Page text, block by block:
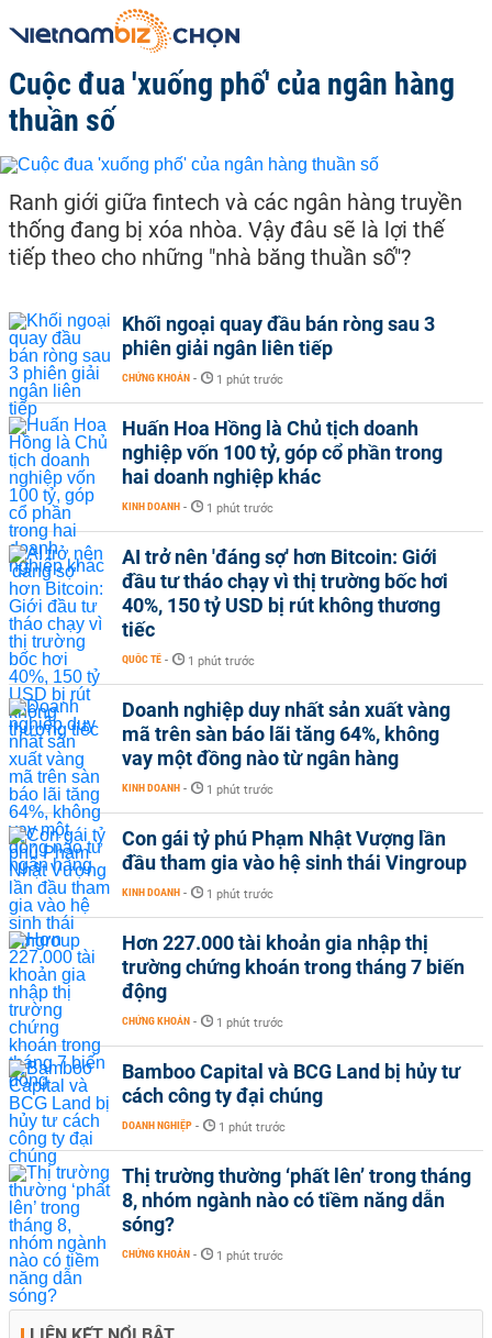
Cuộc đua 'xuống phố' của ngân hàng
thuần số
Ranh giới giữa fintech và các ngân hàng truyền
thống đang bị xóa nhòa. Vậy đâu sẽ là lợi thế
tiếp theo cho những "nhà băng thuần số"?
Khối ngoại quay đầu bán ròng sau 3
phiên giải ngân liên tiếp
CHỨNG KHOÁN - 1 phút trước
Huấn Hoa Hồng là Chủ tịch doanh
nghiệp vốn 100 tỷ, góp cổ phần trong
hai doanh nghiệp khác
KINH DOANH - 1 phút trước
AI trở nên 'đáng sợ' hơn Bitcoin: Giới
đầu tư tháo chạy vì thị trường bốc hơi
40%, 150 tỷ USD bị rút không thương
tiếc
QUỐC TẾ - 1 phút trước
Doanh nghiệp duy nhất sản xuất vàng
mã trên sàn báo lãi tăng 64%, không
vay một đồng nào từ ngân hàng
KINH DOANH - 1 phút trước
Con gái tỷ phú Phạm Nhật Vượng lần
đầu tham gia vào hệ sinh thái Vingroup
KINH DOANH - 1 phút trước
Hơn 227.000 tài khoản gia nhập thị
trường chứng khoán trong tháng 7 biến
động
CHỨNG KHOÁN - 1 phút trước
Bamboo Capital và BCG Land bị hủy tư
cách công ty đại chúng
DOANH NGHIỆP - 1 phút trước
Thị trường thường ‘phất lên’ trong tháng
8, nhóm ngành nào có tiềm năng dẫn
sóng?
CHỨNG KHOÁN - 1 phút trước